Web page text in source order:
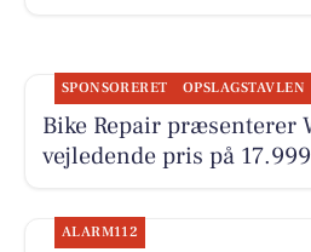
SPONSORERET OPSLAGSTAVLEN
Bike Repair præsenterer
vejledende pris på
ALARM112